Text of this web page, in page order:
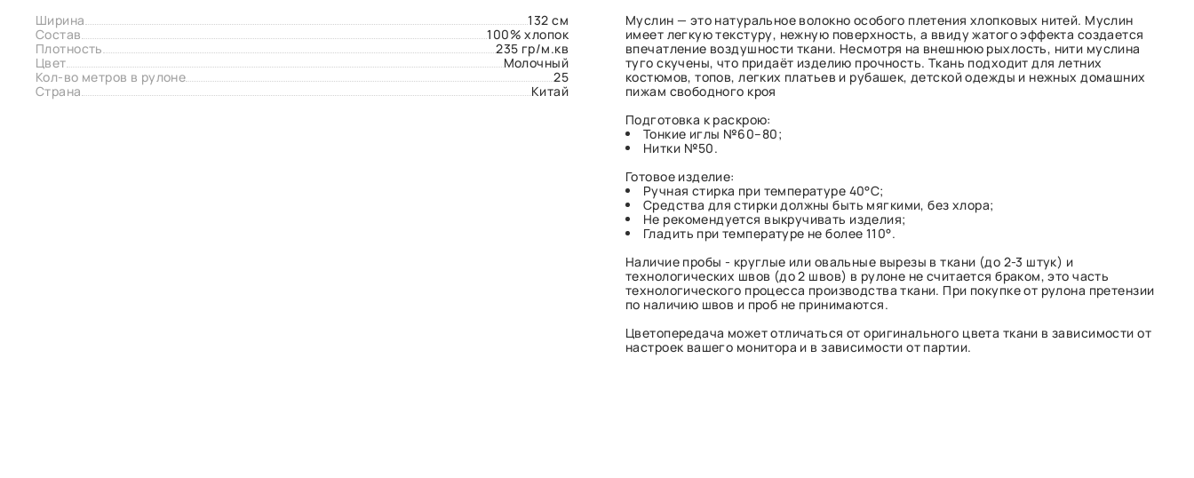
Ширина
132 см
Состав
100% хлопок
Плотность
235 гр/м.кв
Цвет
Молочный
Кол-во метров в рулоне
25
Страна
Китай
Муслин — это натуральное волокно особого плетения хлопковых нитей. Муслин
имеет легкую текстуру, нежную поверхность, а ввиду жатого эффекта создается
впечатление воздушности ткани. Несмотря на внешнюю рыхлость, нити муслина
туго скучены, что придаёт изделию прочность. Ткань подходит для летних
костюмов, топов, легких платьев и рубашек, детской одежды и нежных домашних
пижам свободного кроя
Подготовка к раскрою:
Тонкие иглы №60–80;
Нитки №50.
Готовое изделие:
Ручная стирка при температуре 40°С;
Средства для стирки должны быть мягкими, без хлора;
Не рекомендуется выкручивать изделия;
Гладить при температуре не более 110°.
Наличие пробы - круглые или овальные вырезы в ткани (до 2-3 штук) и
технологических швов (до 2 швов) в рулоне не считается браком, это часть
технологического процесса производства ткани. При покупке от рулона претензии
по наличию швов и проб не принимаются.
Цветопередача может отличаться от оригинального цвета ткани в зависимости от
настроек вашего монитора и в зависимости от партии.